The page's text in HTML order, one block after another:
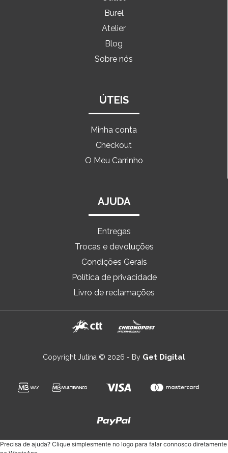
Burel
Atelier
Blog
Sobre nós
ÚTEIS
Minha conta
Checkout
O Meu Carrinho
AJUDA
Entregas
Trocas e devoluções
Condições Gerais
Política de privacidade
Livro de reclamações
Copyright Jutina © 2026 - By Get Digital
Precisa de ajuda? Clique simplesmente no logo para falar connosco diretamente